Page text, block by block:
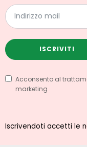
ISCRIVITI
Acconsento al
marketing
Iscrivendoti accetti le